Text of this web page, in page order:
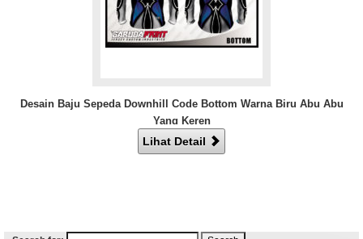
Desain Baju Sepeda Downhill Code Bottom Warna Biru Abu Abu
Yang Keren
Lihat Detail